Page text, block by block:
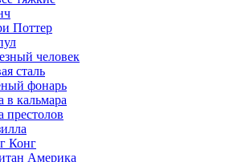
Поттер
человек
сталь
фонарь
в кальмара
престолов
Конг
Америка